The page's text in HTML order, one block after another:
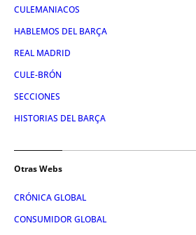
CULEMANIACOS
HABLEMOS DEL BARÇA
REAL MADRID
CULE-BRÓN
SECCIONES
HISTORIAS DEL BARÇA
Otras Webs
CRÓNICA GLOBAL
CONSUMIDOR GLOBAL